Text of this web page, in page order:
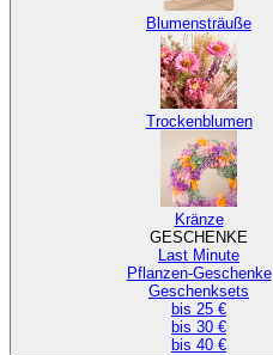
Blumensträuße
Trockenblumen
Kränze
GESCHENKE
Last Minute
Pflanzen-Geschenke
Geschenksets
bis 25 €
bis 30 €
bis 40 €